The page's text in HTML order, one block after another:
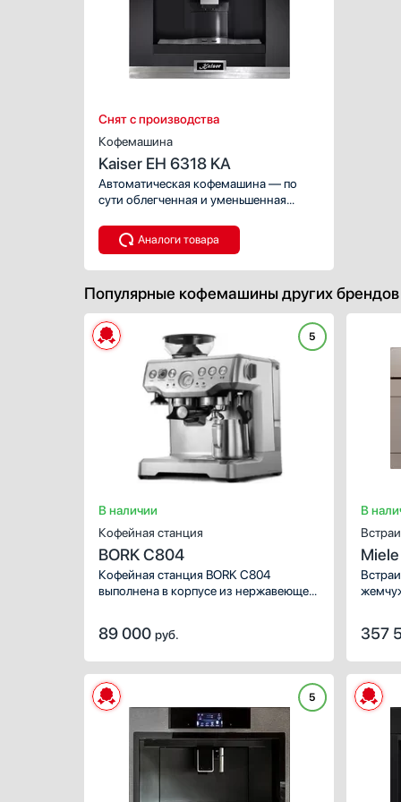
Снят с производства
Кофемашина
Kaiser EH 6318 KA
Автоматическая кофемашина — по
сути облегченная и уменьшенная
обладает широкими возможностями,
разнообразным меню и продуманной
для офиса. Простое и понятное
управление — дополнительное
преимущество модели.
Производители разместили на
корпусе сенсорные переключатели.
Аналоги товара
Популярные кофемашины других брендов
5
В наличии
Кофейная станция
BORK C804
Кофейная станция BORK C804
выполнена в корпусе из нержавеющей
модель сохраняет аромат зерен.
89 000 руб.
В
357
5